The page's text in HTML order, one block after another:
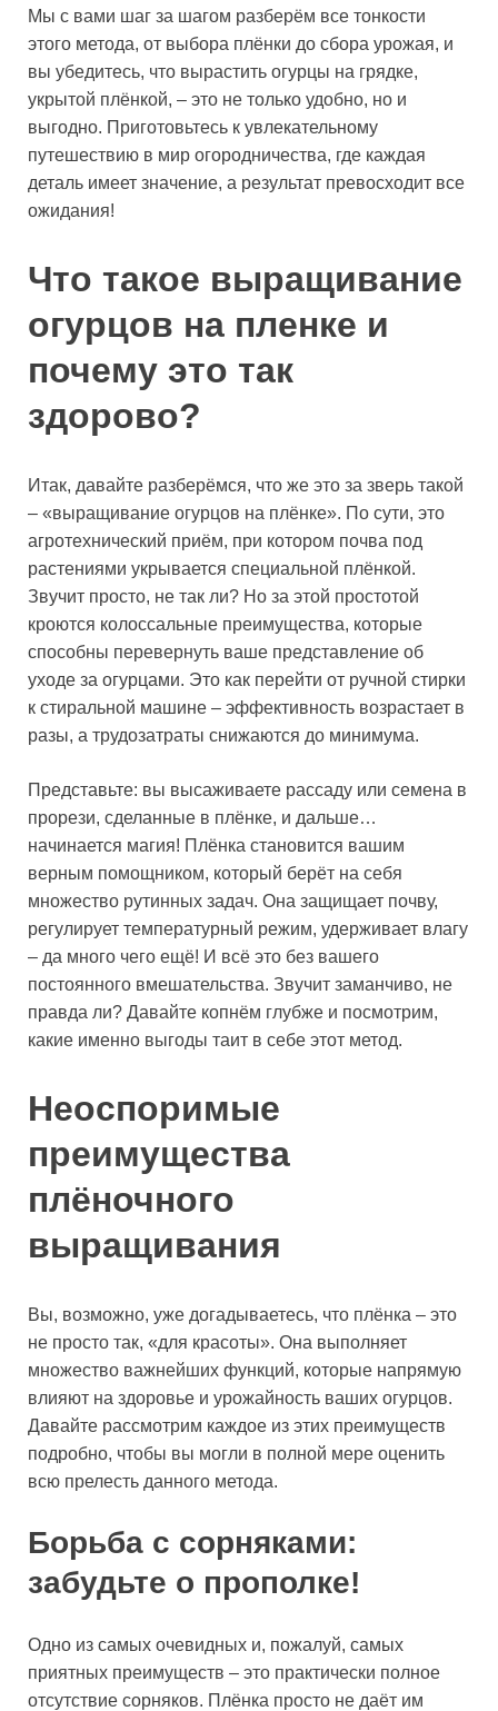
Мы с вами шаг за шагом разберём все тонкости
этого метода, от выбора плёнки до сбора урожая, и
вы убедитесь, что вырастить огурцы на грядке,
укрытой плёнкой, – это не только удобно, но и
выгодно. Приготовьтесь к увлекательному
путешествию в мир огородничества, где каждая
деталь имеет значение, а результат превосходит все
ожидания!
Что такое выращивание
огурцов на пленке и
почему это так
здорово?
Итак, давайте разберёмся, что же это за зверь такой
– «выращивание огурцов на плёнке». По сути, это
агротехнический приём, при котором почва под
растениями укрывается специальной плёнкой.
Звучит просто, не так ли? Но за этой простотой
кроются колоссальные преимущества, которые
способны перевернуть ваше представление об
уходе за огурцами. Это как перейти от ручной стирки
к стиральной машине – эффективность возрастает в
разы, а трудозатраты снижаются до минимума.
Представьте: вы высаживаете рассаду или семена в
прорези, сделанные в плёнке, и дальше…
начинается магия! Плёнка становится вашим
верным помощником, который берёт на себя
множество рутинных задач. Она защищает почву,
регулирует температурный режим, удерживает влагу
– да много чего ещё! И всё это без вашего
постоянного вмешательства. Звучит заманчиво, не
правда ли? Давайте копнём глубже и посмотрим,
какие именно выгоды таит в себе этот метод.
Неоспоримые
преимущества
плёночного
выращивания
Вы, возможно, уже догадываетесь, что плёнка – это
не просто так, «для красоты». Она выполняет
множество важнейших функций, которые напрямую
влияют на здоровье и урожайность ваших огурцов.
Давайте рассмотрим каждое из этих преимуществ
подробно, чтобы вы могли в полной мере оценить
всю прелесть данного метода.
Борьба с сорняками:
забудьте о прополке!
Одно из самых очевидных и, пожалуй, самых
приятных преимуществ – это практически полное
отсутствие сорняков. Плёнка просто не даёт им